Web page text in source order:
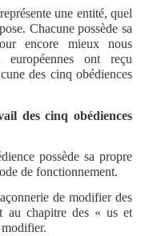
une entité, quel
Chacune possède sa
encore mieux nous
ont reçu
des cinq obédiences
des cinq obédiences
possède sa propre
de fonctionnement.
de modifier des
au chapitre des « us et